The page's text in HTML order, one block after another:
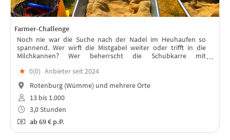
Farmer-Challenge
Noch nie war die Suche nach der Nadel im Heuhaufen so
spannend. Wer wirft die Mistgabel weiter oder trifft in die
Milchkannen? Wer beherrscht die Schubkarre mit
★ 0(0) Anbieter seit 2024
Rotenburg (Wümme) und mehrere Orte
13 bis 1.000
3,0 Stunden
ab69 € p.P.